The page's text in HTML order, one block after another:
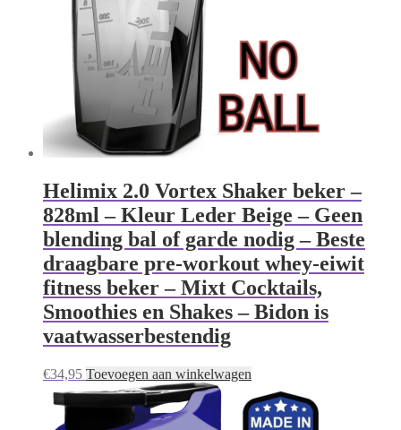
Helimix 2.0 Vortex Shaker beker –
828ml – Kleur Leder Beige – Geen
blending bal of garde nodig – Beste
draagbare pre-workout whey-eiwit
fitness beker – Mixt Cocktails,
Smoothies en Shakes – Bidon is
vaatwasserbestendig
€34,95 Toevoegen aan winkelwagen